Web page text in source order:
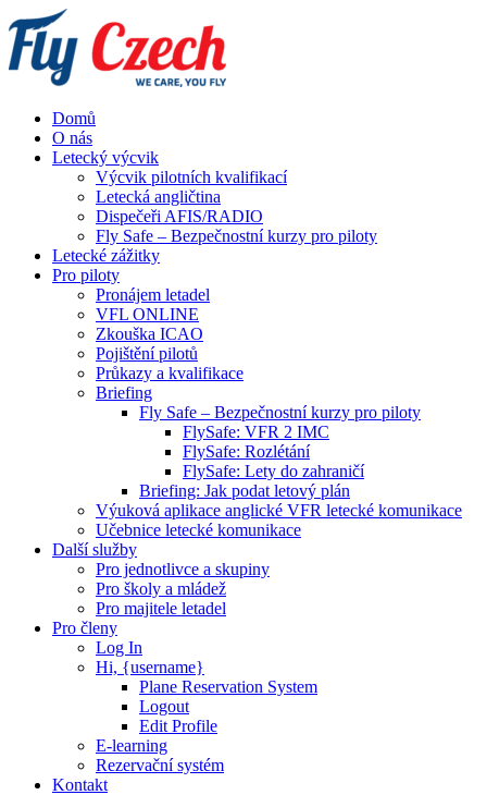
Domů
O nás
Letecký výcvik
Výcvik pilotních kvalifikací
Letecká angličtina
Dispečeři AFIS/RADIO
Fly Safe – Bezpečnostní kurzy pro piloty
Letecké zážitky
Pro piloty
Pronájem letadel
VFL ONLINE
Zkouška ICAO
Pojištění pilotů
Průkazy a kvalifikace
Briefing
Fly Safe – Bezpečnostní kurzy pro piloty
FlySafe: VFR 2 IMC
FlySafe: Rozlétání
FlySafe: Lety do zahraničí
Briefing: Jak podat letový plán
Výuková aplikace anglické VFR letecké komunikace
Učebnice letecké komunikace
Další služby
Pro jednotlivce a skupiny
Pro školy a mládež
Pro majitele letadel
Pro členy
Log In
Hi, {username}
Plane Reservation System
Logout
Edit Profile
E-learning
Rezervační systém
Kontakt